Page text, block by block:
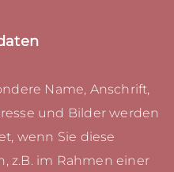
Name, Anschrift,
und Bilder werden
wenn Sie diese
z.B. im Rahmen einer